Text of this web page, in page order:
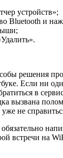
устройств»;
Bluetooth и
решения
Если ни
в
вызвана
не
встречи на